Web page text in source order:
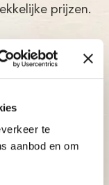
te
aanbod en om
prijzen.